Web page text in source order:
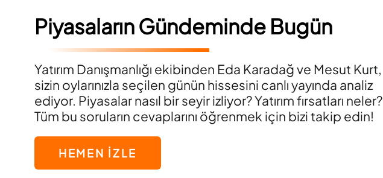
Piyasaların Gündeminde Bugün
Yatırım Danışmanlığı ekibinden Eda Karadağ ve Mesut Kurt,
sizin oylarınızla seçilen günün hissesini canlı yayında analiz
ediyor. Piyasalar nasıl bir seyir izliyor? Yatırım fırsatları neler?
Tüm bu soruların cevaplarını öğrenmek için bizi takip edin!
HEMEN İZLE